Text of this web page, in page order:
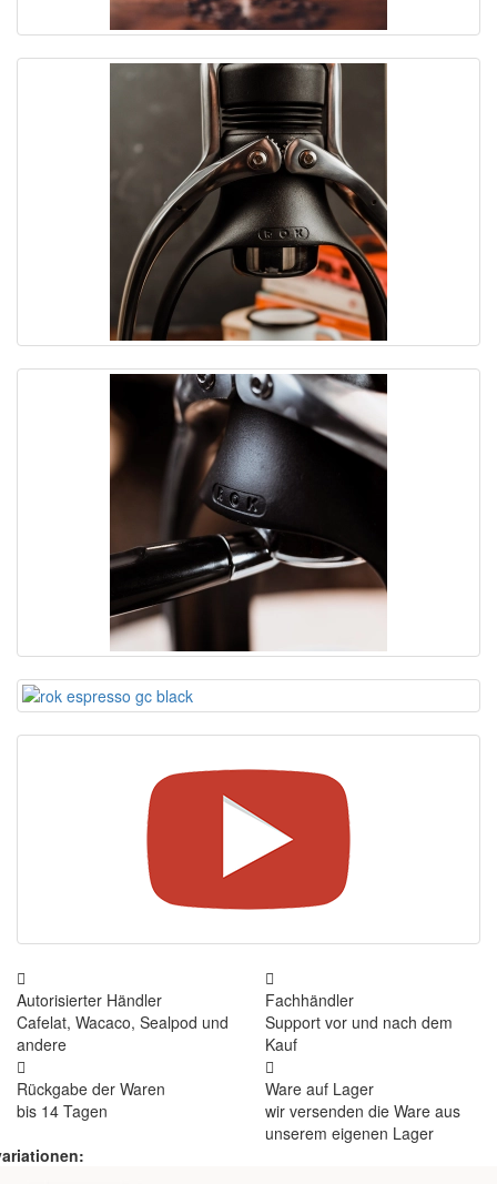
Autorisierter Händler
Cafelat, Wacaco, Sealpod und
andere
Fachhändler
Support vor und nach dem
Kauf
Rückgabe der Waren
bis 14 Tagen
Ware auf Lager
wir versenden die Ware aus
unserem eigenen Lager